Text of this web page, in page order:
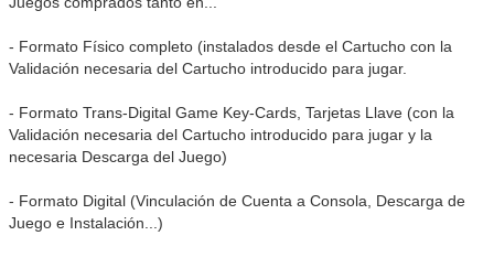
- Formato Físico completo (instalados desde el Cartucho con la
Validación necesaria del Cartucho introducido para jugar.
- Formato Trans-Digital Game Key-Cards, Tarjetas Llave (con la
Validación necesaria del Cartucho introducido para jugar y la
necesaria Descarga del Juego)
- Formato Digital (Vinculación de Cuenta a Consola, Descarga de
Juego e Instalación...)